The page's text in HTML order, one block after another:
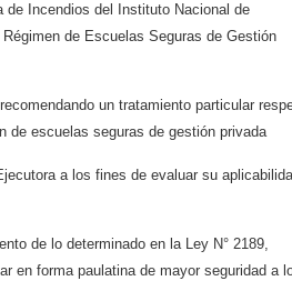
de Incendios del Instituto Nacional de
de Escuelas Seguras de Gestión
un tratamiento particular
de escuelas seguras de gestión privada
a los fines de evaluar su
de lo determinado en la Ley N° 2189,
en forma paulatina de mayor seguridad a